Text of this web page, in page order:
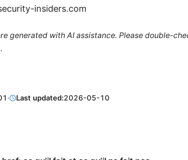
insiders.com
generated with AI assistance. Please double-
· Last updated:2026-05-10